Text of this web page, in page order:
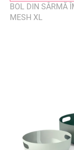
BOL DIN SÂRMĂ
MESH XL